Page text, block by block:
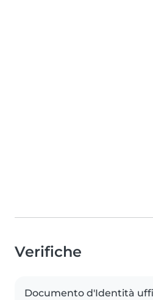
Verifiche
Documento d'Identità